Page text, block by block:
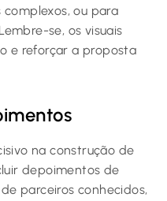
ou para
se, os visuais
e reforçar a proposta
na construção de
depoimentos de
parceiros conhecidos,